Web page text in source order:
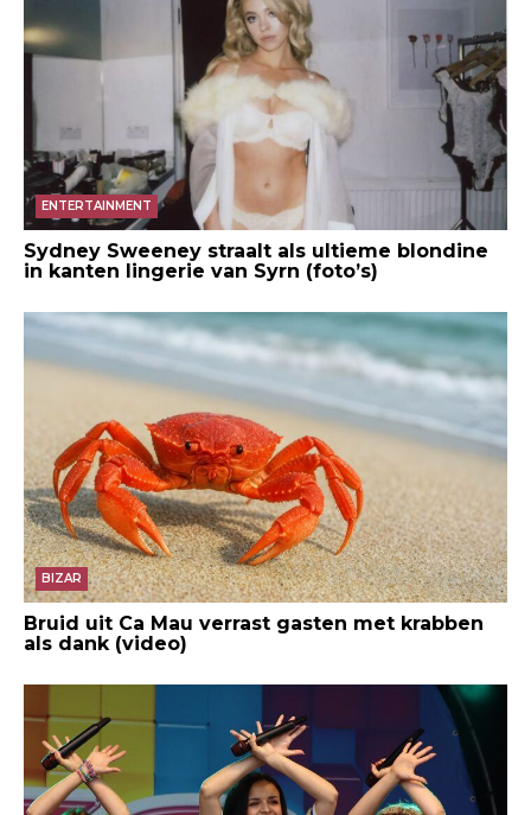
ENTERTAINMENT
Sydney Sweeney straalt als ultieme blondine
in kanten lingerie van Syrn (foto’s)
BIZAR
Bruid uit Ca Mau verrast gasten met krabben
als dank (video)